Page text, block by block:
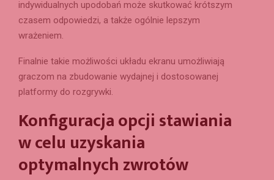
indywidualnych upodobań może skutkować krótszym
czasem odpowiedzi, a także ogólnie lepszym
wrażeniem.
Finalnie takie możliwości układu ekranu umożliwiają
graczom na zbudowanie wydajnej i dostosowanej
platformy do rozgrywki.
Konfiguracja opcji stawiania
w celu uzyskania
optymalnych zwrotów